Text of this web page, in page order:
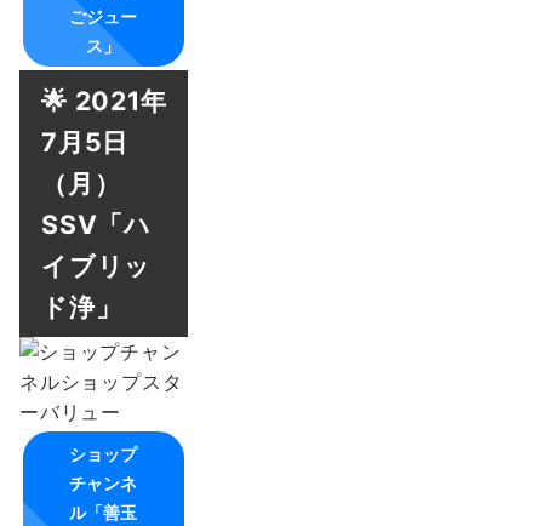
ごジュー
ス」
🌟 2021年
7月5日
（月）
SSV「ハ
イブリッ
ド浄」
ショップ
チャンネ
ル「善玉